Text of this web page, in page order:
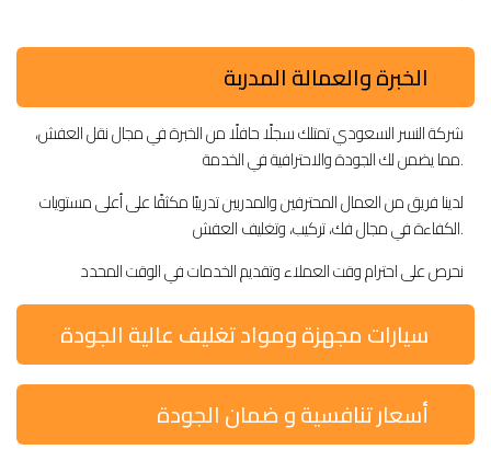
الخبرة والعمالة المدربة
شركة النسر السعودي تمتلك سجلًا حافلًا من الخبرة في مجال نقل العفش،
مما يضمن لك الجودة والاحترافية في الخدمة.
لدينا فريق من العمال المحترفين والمدربين تدريبًا مكثفًا على أعلى مستويات
الكفاءة في مجال فك، تركيب، وتغليف العفش.
نحرص على احترام وقت العملاء وتقديم الخدمات في الوقت المحدد
سيارات مجهزة ومواد تغليف عالية الجودة
أسعار تنافسية و ضمان الجودة